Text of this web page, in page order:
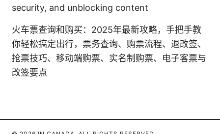
security, and unblocking content
火车票查询和购买：2025年最新攻略，手把手教
你轻松搞定出行，票务查询、购票流程、退改签、
抢票技巧、移动端购票、实名制购票、电子客票与
改签要点